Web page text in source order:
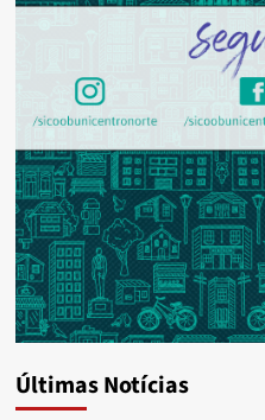
Últimas Notícias